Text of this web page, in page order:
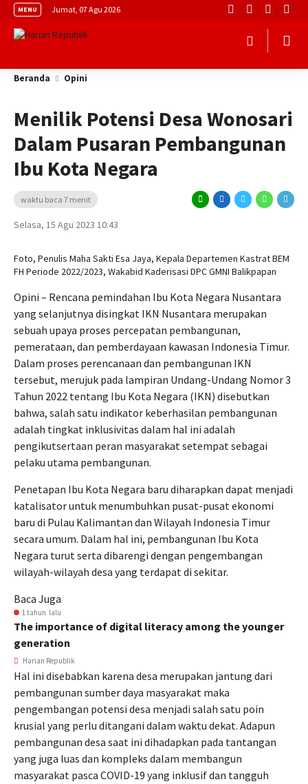
MENU Jumat, 07 Agu 2026
Beranda Opini
Menilik Potensi Desa Wonosari
Dalam Pusaran Pembangunan
Ibu Kota Negara
waktu baca 7 menit
Selasa, 15 Agu 2023 10:43
Foto, Penulis Maha Sakti Esa Jaya, Kepala Departemen Kastrat BEM
FH Periode 2022/2023, Wakabid Kaderisasi DPC GMNI Balikpapan
Opini – Rencana pemindahan Ibu Kota Negara Nusantara
yang selanjutnya disingkat IKN Nusantara merupakan
sebuah upaya proses percepatan pembangunan,
pemerataan, dan pemberdayaan kawasan Indonesia Timur.
Dalam proses perencanaan dan pembangunan IKN
tersebut, merujuk pada lampiran Undang-Undang Nomor 3
Tahun 2022 tentang Ibu Kota Negara (IKN) disebutkan
bahwa, salah satu indikator keberhasilan pembangunan
adalah tingkat inklusivitas dalam hal ini adalah
pengikutsertaan peran masyarakat setempat sebagai
pelaku utama pembangunan.
Penetapan Ibu Kota Negara baru diharapkan dapat menjadi
katalisator untuk menumbuhkan pusat-pusat ekonomi
baru di Pulau Kalimantan dan Wilayah Indonesia Timur
secara umum. Dalam hal ini, pembangunan Ibu Kota
Negara turut serta dibarengi dengan pengembangan
wilayah-wilayah desa yang terdapat di sekitar.
Baca Juga
1 tahun lalu
The importance of digital literacy among the younger
generation
Harian Republik
Hal ini disebabkan karena desa merupakan jantung dari
pembangunan sumber daya masyarakat maka
pengembangan potensi desa menjadi salah satu poin
krusial yang perlu ditangani dalam waktu dekat. Adapun
pembangunan desa saat ini dihadapkan pada tantangan
yang juga luas dan kompleks dalam membangun
masyarakat pasca COVID-19 yang inklusif dan tangguh